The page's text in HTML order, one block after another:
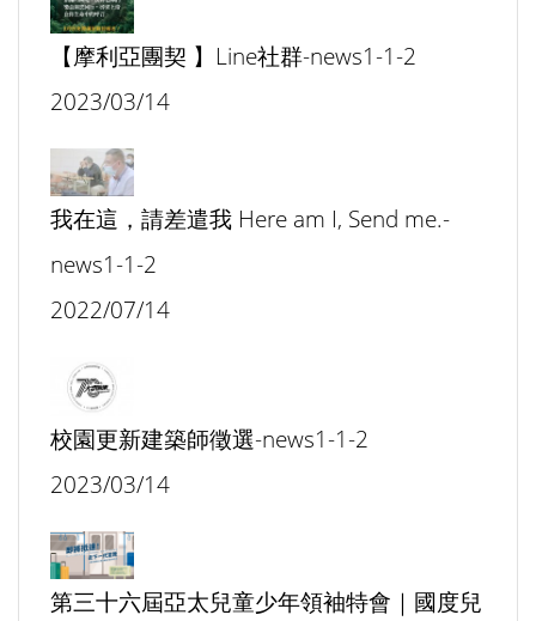
【摩利亞團契 】Line社群-news1-1-2
2023/03/14
我在這，請差遣我 Here am I, Send me.-
news1-1-2
2022/07/14
校園更新建築師徵選-news1-1-2
2023/03/14
第三十六屆亞太兒童少年領袖特會｜國度兒